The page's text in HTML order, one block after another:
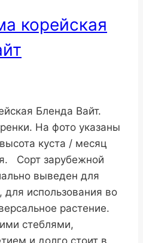
корейская
Бленда Вайт.
На фото указаны
куста / месяц
Сорт зарубежной
выведен для
для использования во
растение.
стеблями,
и долго стоит в